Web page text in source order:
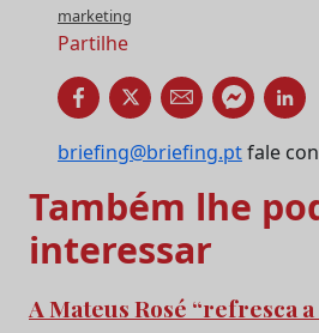
marketing
Partilhe
briefing@briefing.ptfale
Também lhe
interessar
A Mateus Rosé “refresca